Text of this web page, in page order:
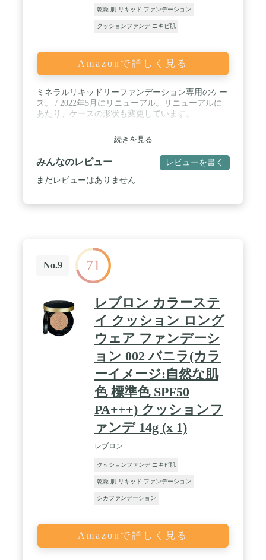
乾燥 肌 リキッド ファンデーション
クッションファンデ ニキビ肌
Amazonで詳しく見る
ミネラルリキッドリーファンデーション専用のケー
ス。 / 2022年5月にリニューアル。リニューアルに
あたり、ケースの形状も変更しています。
続きを見る
みんなのレビュー レビューを書く
まだレビューはありません
No.9 71
レブロン カラーステ
イ クッション ロング
ウェア ファンデーシ
ョン 002 バニラ(カラ
ーイメージ:自然な肌
色 標準色 SPF50
PA+++) クッションフ
ァンデ 14g (x 1)
レブロン
クッションファンデ ニキビ肌
乾燥 肌 リキッド ファンデーション
シカファンデーション
Amazonで詳しく見る